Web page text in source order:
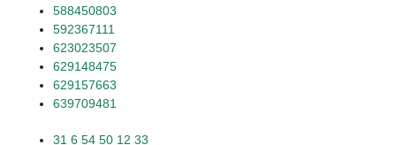
588450803
592367111
623023507
629148475
629157663
639709481
31 6 54 50 12 33